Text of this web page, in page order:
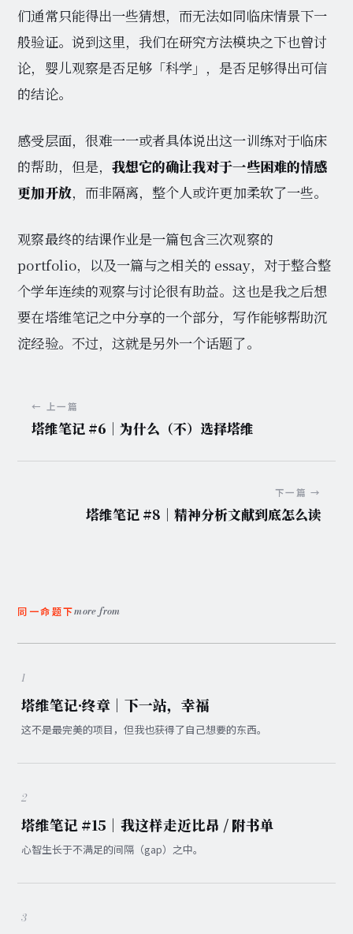
们通常只能得出一些猜想，而无法如同临床情景下一
般验证。说到这里，我们在研究方法模块之下也曾讨
论，婴儿观察是否足够「科学」，是否足够得出可信
的结论。
感受层面，很难一一或者具体说出这一训练对于临床
的帮助，但是， 我想它的确让我对于一些困难的情感
更加开放，而非隔离，整个人或许更加柔软了一些。
观察最终的结课作业是一篇包含三次观察的
portfolio，以及一篇与之相关的 essay，对于整合整
个学年连续的观察与讨论很有助益。这也是我之后想
要在塔维笔记之中分享的一个部分，写作能够帮助沉
淀经验。不过，这就是另外一个话题了。
← 上一篇
塔维笔记 #6｜为什么（不）选择塔维
下一篇 →
塔维笔记 #8｜精神分析文献到底怎么读
同一命题下more from
1
塔维笔记·终章｜下一站，幸福
这不是最完美的项目，但我也获得了自己想要的东西。
2
塔维笔记 #15｜我这样走近比昂 / 附书单
心智生长于不满足的间隔（gap）之中。
3